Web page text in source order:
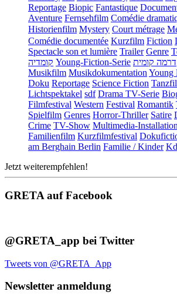
Reportage Biopic Fantastique
Aventure Fernsehfilm Comédie
Historienfilm Mystery Court métrage
Comédie documentée Kurzfilm Fiction
Spectacle son et lumière Trailer Genre
קומדיה Young-Fiction-Serie דרמה קומית
Musikfilm Musikdokumentation Young
Doku Reportage Science Fiction
Lichtspektakel sdf Drama TV-Serie
Filmfestival Western Festival Romantik
Spielfilm Genres Horror-Thriller Satire
Crime TV-Show Multimedia-Installation
Familienfilm Kurzfilmfestival
am Berghain Berlin Familie / Kinder
Jetzt weiterempfehlen!
GRETA auf Facebook
@GRETA_app bei Twitter
Tweets von @GRETA_App
Newsletter anmeldung